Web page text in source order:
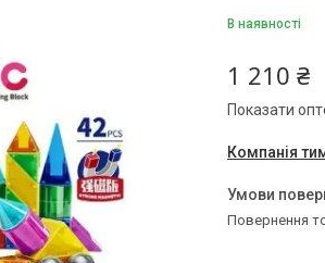
В наявності
1 210 ₴
Показати
Компанія
повернення